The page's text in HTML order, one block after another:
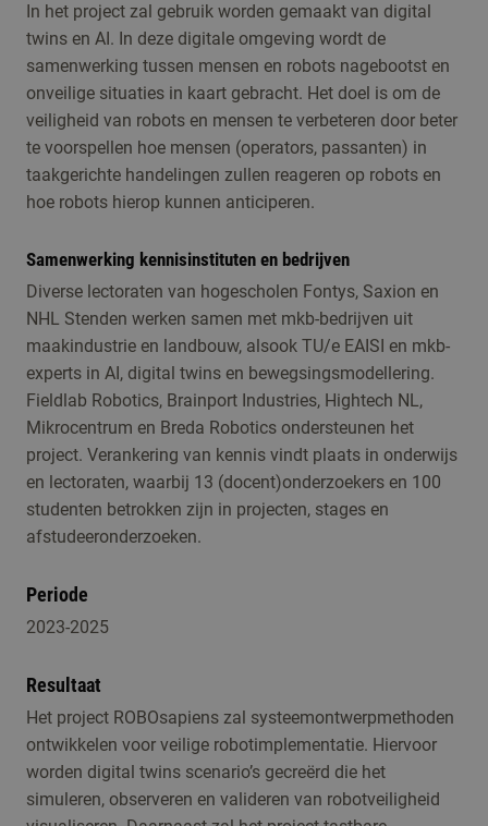
In het project zal gebruik worden gemaakt van digital
twins en AI. In deze digitale omgeving wordt de
samenwerking tussen mensen en robots nagebootst en
onveilige situaties in kaart gebracht. Het doel is om de
veiligheid van robots en mensen te verbeteren door beter
te voorspellen hoe mensen (operators, passanten) in
taakgerichte handelingen zullen reageren op robots en
hoe robots hierop kunnen anticiperen.
Samenwerking kennisinstituten en bedrijven
Diverse lectoraten van hogescholen Fontys, Saxion en
NHL Stenden werken samen met mkb-bedrijven uit
maakindustrie en landbouw, alsook TU/e EAISI en mkb-
experts in AI, digital twins en bewegsingsmodellering.
Fieldlab Robotics, Brainport Industries, Hightech NL,
Mikrocentrum en Breda Robotics ondersteunen het
project. Verankering van kennis vindt plaats in onderwijs
en lectoraten, waarbij 13 (docent)onderzoekers en 100
studenten betrokken zijn in projecten, stages en
afstudeeronderzoeken.
Periode
2023-2025
Resultaat
Het project ROBOsapiens zal systeemontwerpmethoden
ontwikkelen voor veilige robotimplementatie. Hiervoor
worden digital twins scenario’s gecreërd die het
simuleren, observeren en valideren van robotveiligheid